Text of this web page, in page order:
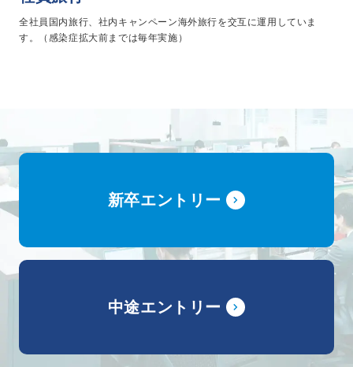
全社員国内旅行、社内キャンペーン海外旅行を交互に運用していま
す。（感染症拡大前までは毎年実施）
新卒エントリー
中途エントリー